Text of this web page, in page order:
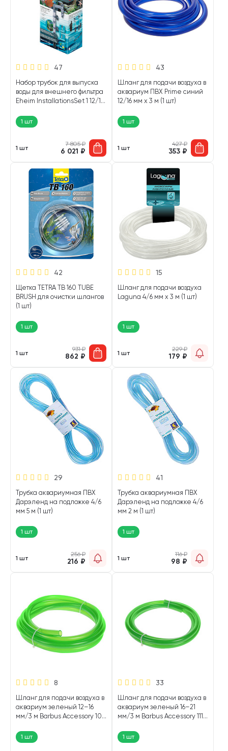
47
Набор трубок для выпуска
воды для внешнего фильтра
Eheim InstallationsSet 1 12/16
1 шт
1 шт
7 805₽
6 021 ₽
43
Шланг для подачи воздуха в
аквариум ПВХ Prime синий
12/16 мм х 3 м (1 шт)
1 шт
1 шт
427₽
353 ₽
42
Щетка TETRA TB 160 TUBE
BRUSH для очистки шлангов
(1 шт)
1 шт
1 шт
931₽
862 ₽
15
Шланг для подачи воздуха
Laguna 4/6 мм х 3 м (1 шт)
1 шт
1 шт
229₽
179 ₽
29
Трубка аквариумная ПВХ
Дарэленд на подложке 4/6
мм 5 м (1 шт)
1 шт
1 шт
256₽
216 ₽
41
Трубка аквариумная ПВХ
Дарэленд на подложке 4/6
мм 2 м (1 шт)
1 шт
1 шт
116₽
98 ₽
8
Шланг для подачи воздуха в
аквариум зеленый 12–16
мм/3 м Barbus Accessory 109
1 шт
33
Шланг для подачи воздуха в
аквариум зеленый 16–21
мм/3 м Barbus Accessory 111
1 шт